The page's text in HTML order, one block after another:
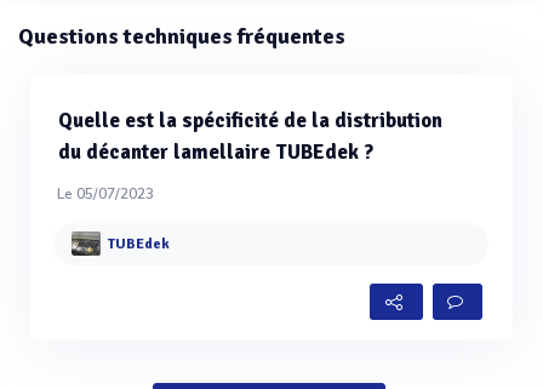
Questions techniques fréquentes
Quelle est la spécificité de la distribution
du décanter lamellaire TUBEdek ?
Le 05/07/2023
TUBEdek